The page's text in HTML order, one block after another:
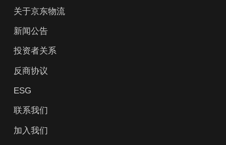
关于京东物流
新闻公告
投资者关系
反商协议
ESG
联系我们
加入我们